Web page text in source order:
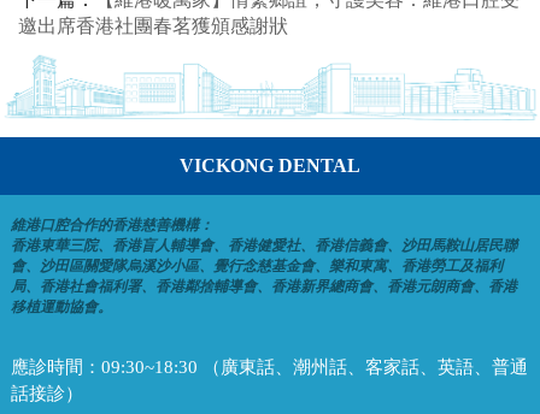
邀出席香港社團春茗獲頒感謝狀
VICKONG DENTAL
維港口腔合作的香港慈善機構：
香港東華三院、香港盲人輔導會、香港健愛社、香港信義會、沙田馬鞍山居民聯
會、沙田區關愛隊烏溪沙小區、覺行念慈基金會、樂和東寓、香港勞工及福利
局、香港社會福利署、香港鄰捨輔導會、香港新界總商會、香港元朗商會、香港
移植運動協會。
應診時間： 09:30~18:30 （廣東話、潮州話、客家話、英語、普通
話接診）